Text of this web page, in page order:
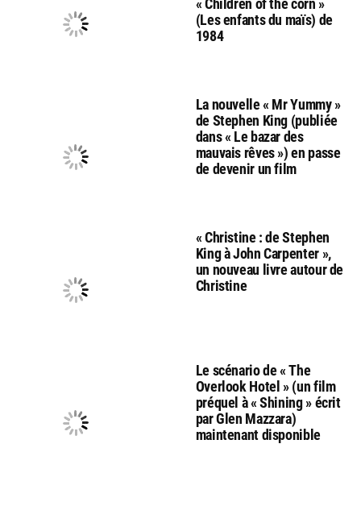
(Les enfants du maïs) de
1984
La nouvelle « Mr Yummy »
de Stephen King (publiée
dans « Le bazar des
mauvais rêves ») en passe
de devenir un film
« Christine : de Stephen
King à John Carpenter »,
un nouveau livre autour de
Christine
Le scénario de « The
Overlook Hotel » (un film
préquel à « Shining » écrit
par Glen Mazzara)
maintenant disponible